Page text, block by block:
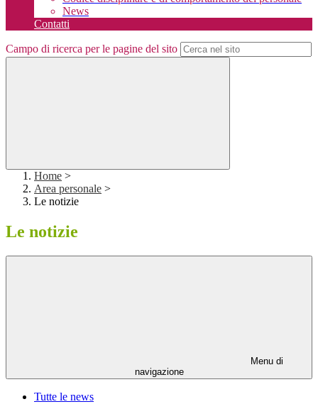
News
Contatti
Campo di ricerca per le pagine del sito
Home >
Area personale >
Le notizie
Le notizie
Menu di
navigazione
Tutte le news